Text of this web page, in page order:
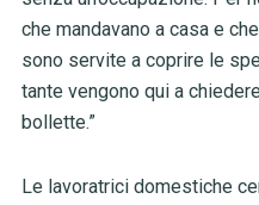
che mandavano a casa e
sono servite a coprire le
tante vengono qui a
bollette.”
Le lavoratrici domestiche